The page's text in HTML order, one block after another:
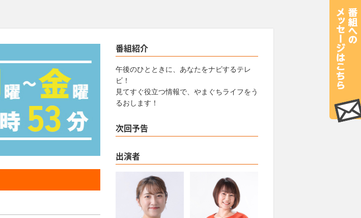
番組紹介
午後のひとときに、あなたをナビするテレ
ビ！
見てすぐ役立つ情報で、やまぐちライフをう
るおします！
次回予告
出演者